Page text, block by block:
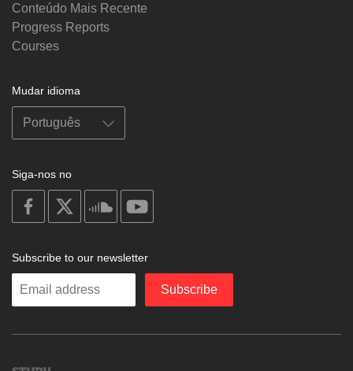
Conteúdo Mais Recente
Progress Reports
Courses
Mudar idioma
Siga-nos no
on
facebook
soundcloud
Subscribe to our newsletter
Enter
Subscribe